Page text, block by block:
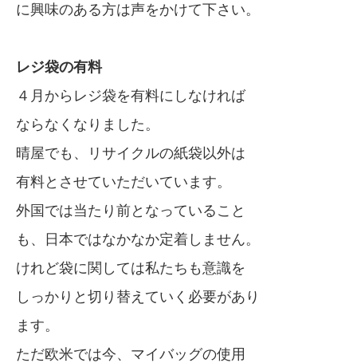
に興味のある方は声をかけて下さい。
レジ袋の有料
４月からレジ袋を有料にしなければ
ならなくなりました。
晴屋でも、リサイクルの紙袋以外は
有料とさせていただいています。
外国では当たり前となっていること
も、日本ではなかなか定着しません。
けれど袋に関しては私たちも意識を
しっかりと切り替えていく必要があり
ます。
ただ欧米では今、マイバッグの使用